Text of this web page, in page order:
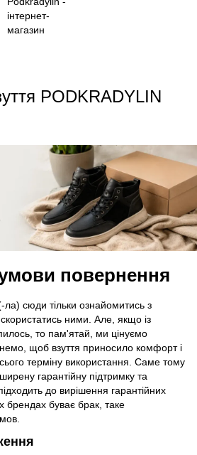
PODKRADYLIN
умови повернення
сюди тільки ознайомитись з
ними. Але, якщо із
то пам'ятай, ми цінуємо
щоб взуття приносило комфорт і
терміну використання. Саме тому
гарантійну підтримку та
до вирішення гарантійних
брендах буває брак, таке